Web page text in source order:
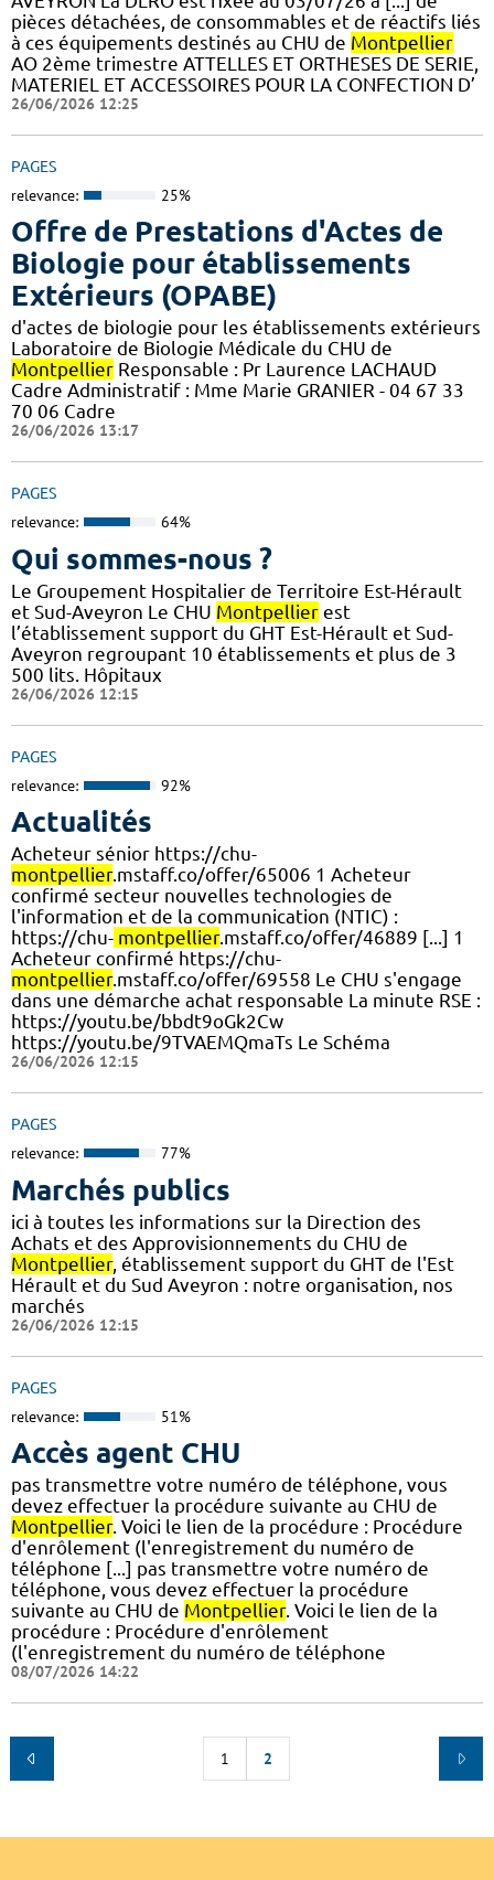
pièces détachées, de consommables et de réactifs liés
à ces équipements destinés au CHU de Montpellier
AO 2ème trimestre ATTELLES ET ORTHESES DE SERIE,
MATERIEL ET ACCESSOIRES POUR LA CONFECTION D’
26/06/2026 12:25
PAGES
relevance: 25%
Offre de Prestations d'Actes de
Biologie pour établissements
Extérieurs (OPABE)
d'actes de biologie pour les établissements extérieurs
Laboratoire de Biologie Médicale du CHU de
Montpellier Responsable : Pr Laurence LACHAUD
Cadre Administratif : Mme Marie GRANIER - 04 67 33
70 06 Cadre
26/06/2026 13:17
PAGES
relevance: 64%
Qui sommes-nous ?
Le Groupement Hospitalier de Territoire Est-Hérault
et Sud-Aveyron Le CHU Montpellier est
l’établissement support du GHT Est-Hérault et Sud-
Aveyron regroupant 10 établissements et plus de 3
500 lits. Hôpitaux
26/06/2026 12:15
PAGES
relevance: 92%
Actualités
Acheteur sénior https://chu-
montpellier.mstaff.co/offer/65006 1 Acheteur
confirmé secteur nouvelles technologies de
l'information et de la communication (NTIC) :
https://chu- montpellier.mstaff.co/offer/46889 [...] 1
Acheteur confirmé https://chu-
montpellier.mstaff.co/offer/69558 Le CHU s'engage
dans une démarche achat responsable La minute RSE :
https://youtu.be/bbdt9oGk2Cw
https://youtu.be/9TVAEMQmaTs Le Schéma
26/06/2026 12:15
PAGES
relevance: 77%
Marchés publics
ici à toutes les informations sur la Direction des
Achats et des Approvisionnements du CHU de
Montpellier, établissement support du GHT de l'Est
Hérault et du Sud Aveyron : notre organisation, nos
marchés
26/06/2026 12:15
PAGES
relevance: 51%
Accès agent CHU
pas transmettre votre numéro de téléphone, vous
devez effectuer la procédure suivante au CHU de
Montpellier. Voici le lien de la procédure : Procédure
d'enrôlement (l'enregistrement du numéro de
téléphone [...] pas transmettre votre numéro de
téléphone, vous devez effectuer la procédure
suivante au CHU de Montpellier. Voici le lien de la
procédure : Procédure d'enrôlement
(l'enregistrement du numéro de téléphone
08/07/2026 14:22
1 2